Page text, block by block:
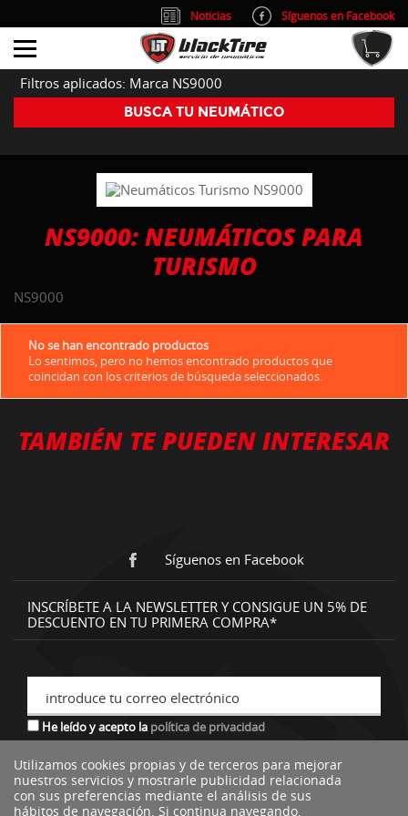
Filtros aplicados: Marca NS9000
BUSCA TU NEUMÁTICO
NS9000: NEUMÁTICOS PARA
TURISMO
NS9000
No se han encontrado productos
Lo sentimos, pero no hemos encontrado productos que
coincidan con los criterios de búsqueda seleccionados.
TAMBIÉN TE PUEDEN INTERESAR
Síguenos en Facebook
INSCRÍBETE A LA NEWSLETTER Y CONSIGUE UN 5% DE
DESCUENTO EN TU PRIMERA COMPRA*
introduce tu correo electrónico
He leído y acepto la política de privacidad
*descuento no acumulable a otras ofertas o promociones.
Utilizamos cookies propias y de terceros para mejorar
nuestros servicios y mostrarle publicidad relacionada
con sus preferencias mediante el análisis de sus
hábitos de navegación. Si continua navegando,
Noticias
Síguenos en Facebook
info@blacktire.es
914 353 309
Atención al cliente: L/V 9:00-14:00 y 15:00-19:00